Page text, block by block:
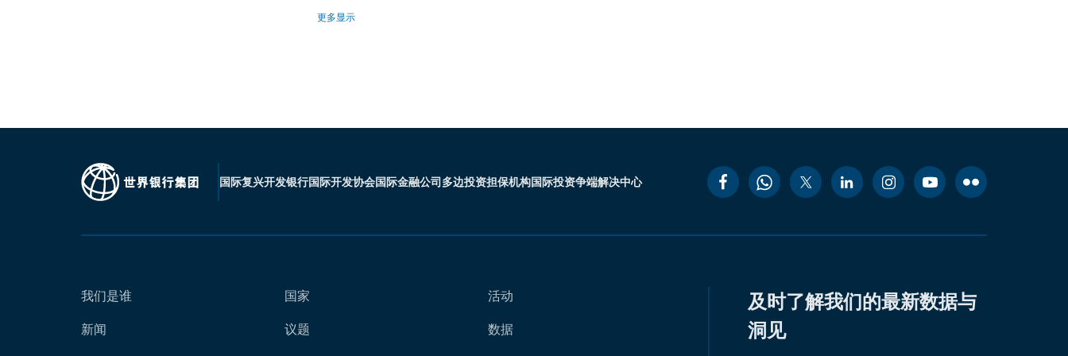
更多显示
国际复兴开发银行国际开发协会国际金融公司多边投资担保机构国际投资争端解决中心
我们是谁
新闻
国家
议题
活动
数据
及时了解我们的最新数据与
洞见